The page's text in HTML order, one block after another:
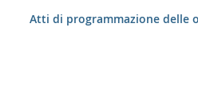
Atti di programmazione delle